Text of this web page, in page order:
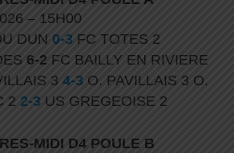
– 15H00
DUN 0-3 FC TOTES 2
6-2 FC BAILLY EN RIVIERE
3 4-3 O. PAVILLAIS 3 O.
2 2-3 US GREGEOISE 2
MIDI D4 POULE B